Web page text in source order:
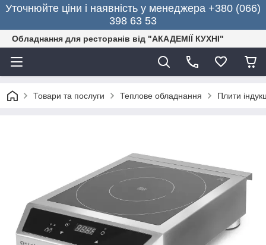
Уточнюйте ціни і наявність у менеджера +380 (066)
398 63 53
Обладнання для ресторанів від "АКАДЕМІЇ КУХНІ"
Товари та послуги Теплове обладнання Плити